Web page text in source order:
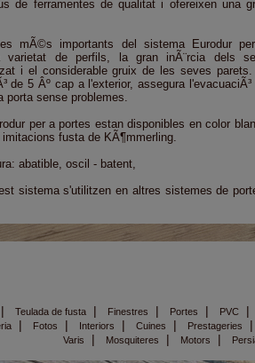
de ferramentes de qualitat i ofereixen una
mÃ©s importants del sistema Eurodur
varietat de perfils, la gran inÃ¨rcia dels
i el considerable gruix de les seves
de 5 Âº cap a l'exterior, assegura l'evacuaciÃ³
porta sense problemes.
per a portes estan disponibles en color
fusta de KÃ¶mmerling.
abatible, oscil - batent,
sistema s'utilitzen en altres sistemes de
| Teulada de fusta | Finestres | Portes | PVC
| Fotos | Interiors | Cuines | Prestageries
Varis | Mosquiteres | Motors |